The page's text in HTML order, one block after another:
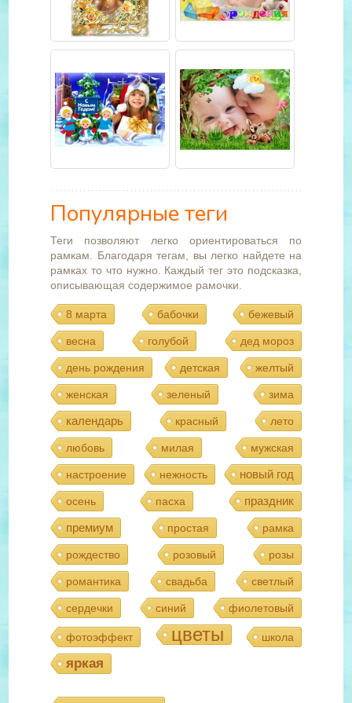
Популярные теги
Теги позволяют легко ориентироваться по
рамкам. Благодаря тегам, вы легко найдете на
рамках то что нужно. Каждый тег это подсказка,
описывающая содержимое рамочки.
8 марта бабочки бежевый
весна голубой дед мороз
день рождения детская желтый
женская зеленый зима
календарь красный лето
любовь милая мужская
настроение нежность новый год
осень пасха
праздник
премиум
простая рамка
рождество розовый розы
романтика свадьба светлый
сердечки синий фиолетовый
фотоэффект цветы школа
яркая